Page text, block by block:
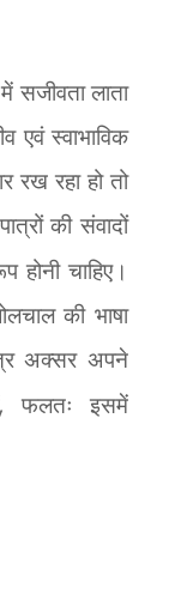
सजीवता लाता
एवं स्वाभाविक
रख रहा हो तो
की संवादों
होनी चाहिए।
की भाषा
अक्सर अपने
, फलतः इसमें